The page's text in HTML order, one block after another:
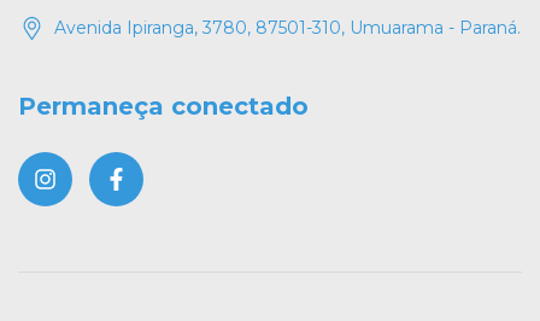
Avenida Ipiranga, 3780, 87501-310, Umuarama - Paraná.
Permaneça conectado